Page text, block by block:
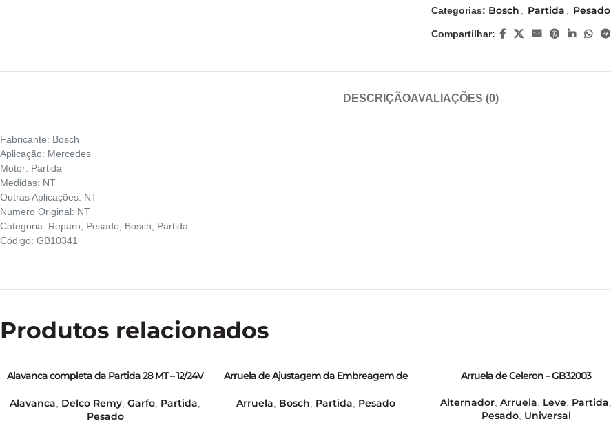
Categorias: Bosch Partida Pesado
Compartilhar:
DESCRIÇÃOAVALIAÇÕES (0)
Fabricante: Bosch
Aplicação: Mercedes
Motor: Partida
Medidas: NT
Outras Aplicações: NT
Numero Original: NT
Categoria: Reparo, Pesado, Bosch, Partida
Código: GB10341
Produtos relacionados
Alavanca completa da Partida 28 MT – 12/24V
Alavanca Delco Remy ,Garfo Partida
Pesado
Arruela de Ajustagem da Embreagem de
Arruela Bosch Partida Pesado
Arruela de Celeron – GB32003
Alternador ,Arruela Leve Partida
Pesado, Universal